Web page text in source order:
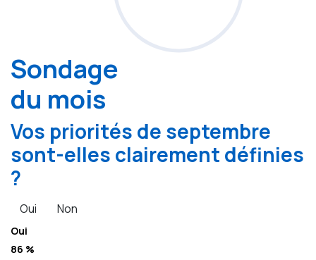
Sondage
du mois
Vos priorités de septembre
sont-elles clairement définies
?
Oui Non
Oui
86 %